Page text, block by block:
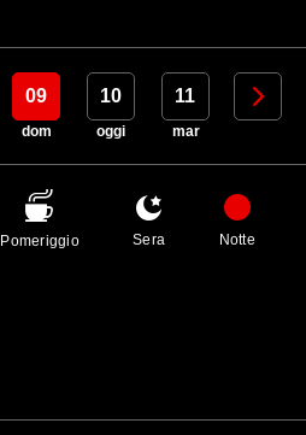
09
dom
10
oggi
11
mar
12
Pomeriggio Sera Notte